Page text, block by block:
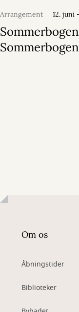
Arrangement 12. juni
Om os
Åbningstider
Biblioteker